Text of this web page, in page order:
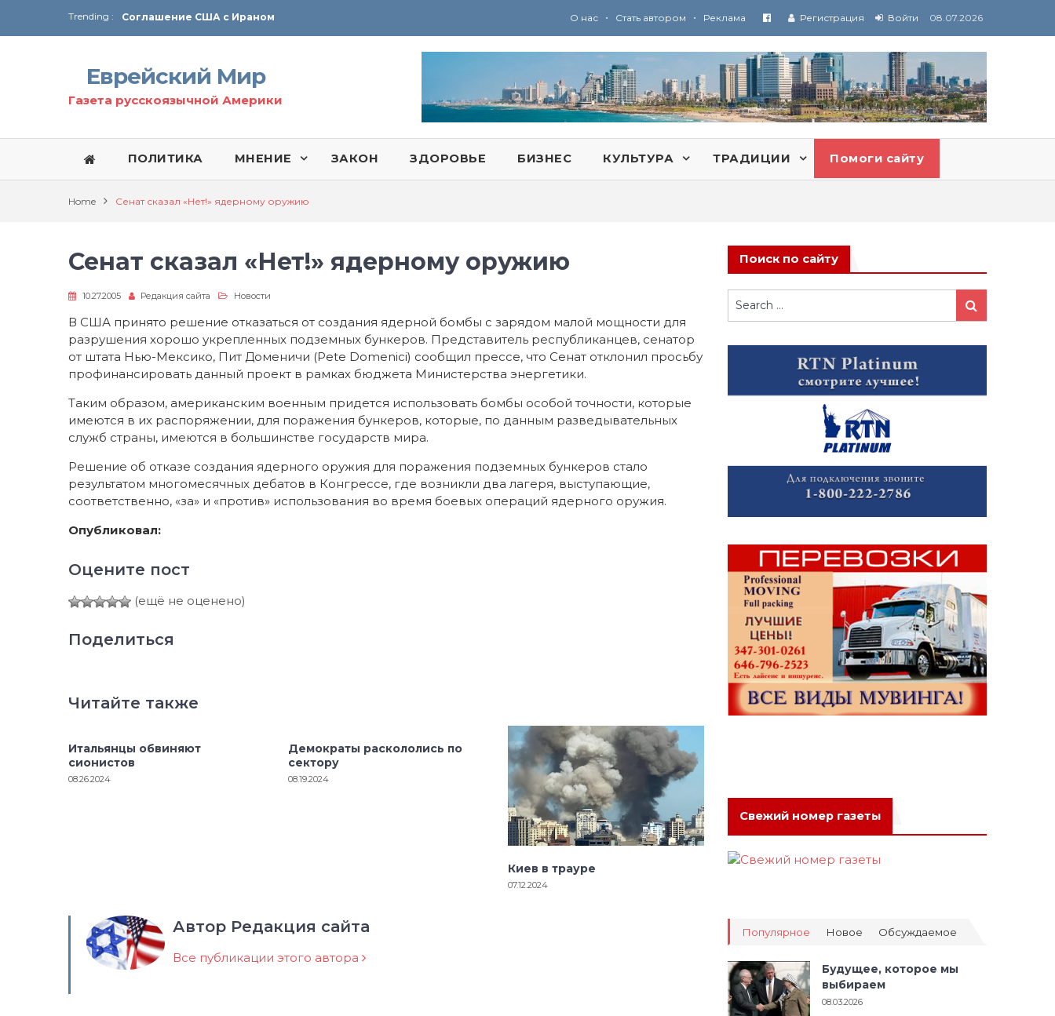
Trending :
Соглашение США с Ираном
Технология Революции в Иране
Ю
ридические услуги адвокатской коллегии «Эли Гервиц»: полное сопровождение на всех этапах
От Ирана до Ливана и Газы
О нас • Стать автором • Реклама Регистрация Войти 08.07.2026
Еврейский Мир
Газета русскоязычной Америки
ПОЛИТИКА МНЕНИЕ ЗАКОН ЗДОРОВЬЕ БИЗНЕС КУЛЬТУРА ТРАДИЦИИ Помоги сайту
Home Сенат сказал «Нет!» ядерному оружию
Сенат сказал «Нет!» ядерному оружию
10.27.2005 Редакция сайта Новости
В США принято решение отказаться от создания ядерной бомбы с зарядом малой мощности для
разрушения хорошо укрепленных подземных бункеров. Представитель республиканцев, сенатор
от штата Нью-Мексико, Пит Доменичи (Pete Domenici) сообщил прессе, что Сенат отклонил просьбу
профинансировать данный проект в рамках бюджета Министерства энергетики.
Таким образом, американским военным придется использовать бомбы особой точности, которые
имеются в их распоряжении, для поражения бункеров, которые, по данным разведывательных
служб страны, имеются в большинстве государств мира.
Решение об отказе создания ядерного оружия для поражения подземных бункеров стало
результатом многомесячных дебатов в Конгрессе, где возникли два лагеря, выступающие,
соответственно, «за» и «против» использования во время боевых операций ядерного оружия.
Опубликовал:
Оцените пост
(ещё не оценено)
Поделиться
Читайте также
Итальянцы обвиняют
сионистов
08.26.2024
Демократы раскололись по
сектору
08.19.2024
Киев в трауре
07.12.2024
Автор Редакция сайта
Все публикации этого автора
Поиск по сайту
Search
for:
Search
Свежий номер газеты
Популярное Новое Обсуждаемое
Будущее, которое мы
выбираем
08.03.2026